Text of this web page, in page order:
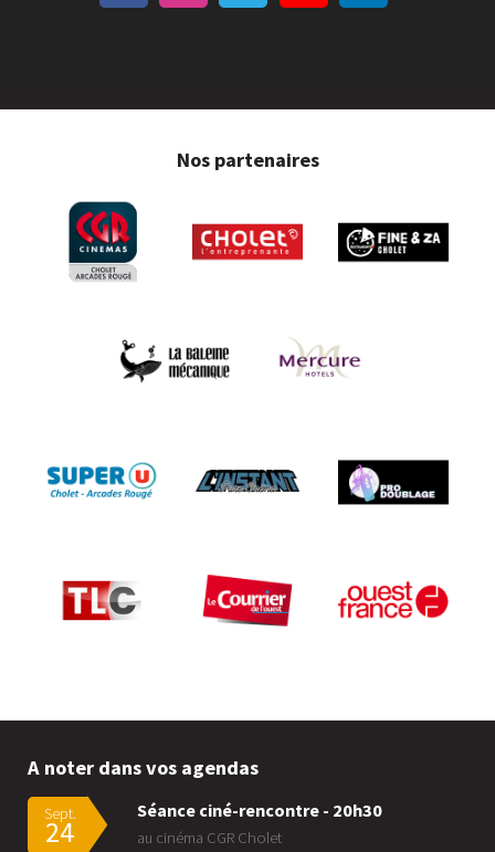
Nos partenaires
A noter dans vos agendas
Sept.
24
Séance ciné-rencontre - 20h30
au cinéma CGR Cholet